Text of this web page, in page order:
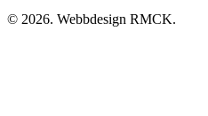
© 2026. Webbdesign RMCK.